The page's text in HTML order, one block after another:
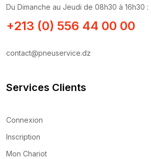
Du Dimanche au Jeudi de 08h30 à 16h30 :
+213 (0) 556 44 00 00
contact@pneuservice.dz
Services Clients
Connexion
Inscription
Mon Chariot